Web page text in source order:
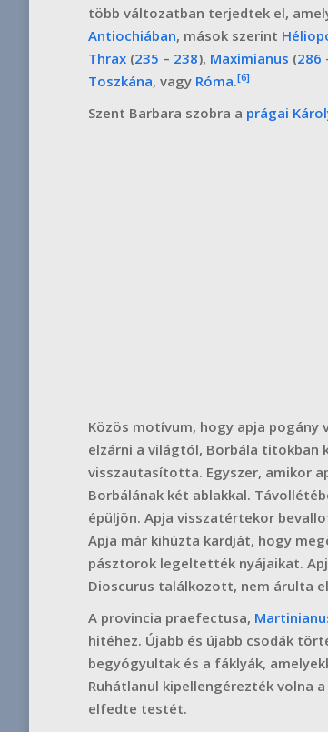
több változatban terjedtek el,
Antiochiában, mások szerint
Thrax (235 – 238), Maximianus (286
Toszkána, vagy Róma.[6]
Szent Barbara szobra a prágai
Közös motívum, hogy apja
elzárni a világtól, Borbála titokban
visszautasította. Egyszer, amikor
Borbálának két ablakkal.
épüljön. Apja visszatértekor
Apja már kihúzta kardját, hogy
pásztorok legeltették nyájaikat.
Dioscurus találkozott, nem árulta
A provincia praefectusa,
hitéhez. Újabb és újabb csodák
begyógyultak és a fáklyák,
Ruhátlanul kipellengérezték volna
elfedte testét.